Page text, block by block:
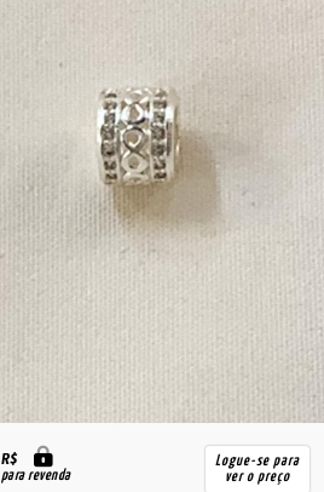
R$
para revenda
Logue-se para
ver o preço